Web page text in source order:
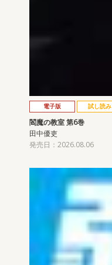
電子版 試し読み
閻魔の教室 第6巻
田中優吏
発売日：2026.08.06